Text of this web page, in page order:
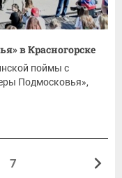
в Красногорске
поймы с
Подмосковья»,
7